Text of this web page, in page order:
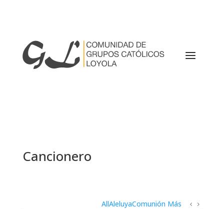
Cancionero
AllAleluyaComunión Más